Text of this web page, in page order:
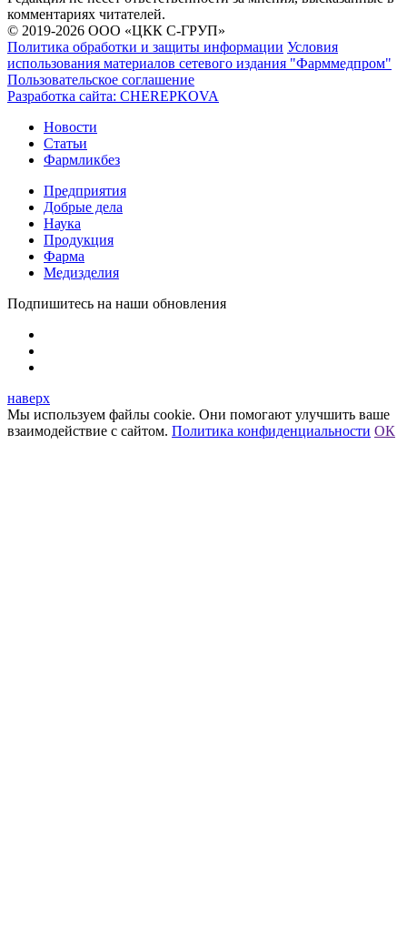
комментариях читателей.
© 2019-2026 ООО «ЦКК С-ГРУП»
Политика обработки и защиты информации Условия
использования материалов сетевого издания "Фарммедпром"
Пользовательское соглашение
Разработка сайта: CHEREPKOVA
Новости
Статьи
Фармликбез
Предприятия
Добрые дела
Наука
Продукция
Фарма
Медизделия
Подпишитесь на наши обновления
наверх
Мы используем файлы cookie. Они помогают улучшить ваше
взаимодействие с сайтом. Политика конфиденциальности ОК